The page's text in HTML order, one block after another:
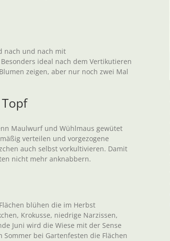
nach und nach mit
ideal nach dem Vertikutieren
zeigen, aber nur noch zwei Mal
Maulwurf und Wühlmaus gewütet
verteilen und vorgezogene
auch selbst vorkultivieren. Damit
nicht mehr anknabbern.
blühen die im Herbst
Krokusse, niedrige Narzissen,
Juni wird die Wiese mit der Sense
bei Gartenfesten die Flächen